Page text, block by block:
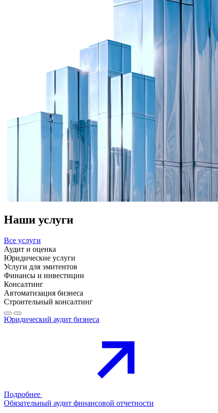
Наши услуги
Все услуги
Аудит и оценка
Юридические услуги
Услуги для эмитентов
Финансы и инвестиции
Консалтинг
Автоматизация бизнеса
Строительный консалтинг
Юридический аудит бизнеса
Подробнее
Обязательный аудит финансовой отчетности